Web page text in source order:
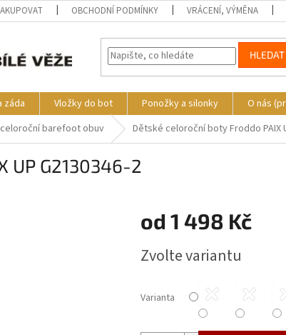
OBCHODNÍ PODMÍNKY VRÁCENÍ, VÝMĚNA
HLEDAT
záda Vložky do bot Ponožky a silonky O nás
barefoot obuv Dětské celoroční boty Froddo PAIX
UP G2130346-2
od 1 498 Kč
cena:
Zvolte variantu
Varianta